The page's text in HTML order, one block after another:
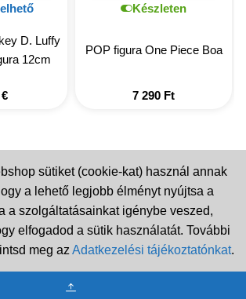
D. Luffy
12cm
€
Készleten
POP figura One Piece Boa
7 290 Ft
sütiket (cookie-kat) használ annak
a lehető legjobb élményt nyújtsa a
a szolgáltatásainkat igénybe veszed,
elfogadod a sütik használatát. További
meg az Adatkezelési tájékoztatónkat.